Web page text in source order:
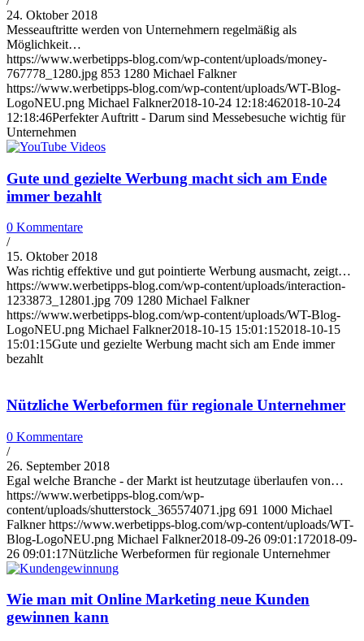
24. Oktober 2018
Messeauftritte werden von Unternehmern regelmäßig als
Möglichkeit…
https://www.werbetipps-blog.com/wp-content/uploads/money-
767778_1280.jpg 853 1280 Michael Falkner
https://www.werbetipps-blog.com/wp-content/uploads/WT-Blog-
LogoNEU.png Michael Falkner2018-10-24 12:18:462018-10-24
12:18:46Perfekter Auftritt - Darum sind Messebesuche wichtig für
Unternehmen
Gute und gezielte Werbung macht sich am Ende
immer bezahlt
0 Kommentare
/
15. Oktober 2018
Was richtig effektive und gut pointierte Werbung ausmacht, zeigt…
https://www.werbetipps-blog.com/wp-content/uploads/interaction-
1233873_12801.jpg 709 1280 Michael Falkner
https://www.werbetipps-blog.com/wp-content/uploads/WT-Blog-
LogoNEU.png Michael Falkner2018-10-15 15:01:152018-10-15
15:01:15Gute und gezielte Werbung macht sich am Ende immer
bezahlt
Nützliche Werbeformen für regionale Unternehmer
0 Kommentare
/
26. September 2018
Egal welche Branche - der Markt ist heutzutage überlaufen von…
https://www.werbetipps-blog.com/wp-
content/uploads/shutterstock_365574071.jpg 691 1000 Michael
Falkner https://www.werbetipps-blog.com/wp-content/uploads/WT-
Blog-LogoNEU.png Michael Falkner2018-09-26 09:01:172018-09-
26 09:01:17Nützliche Werbeformen für regionale Unternehmer
Wie man mit Online Marketing neue Kunden
gewinnen kann